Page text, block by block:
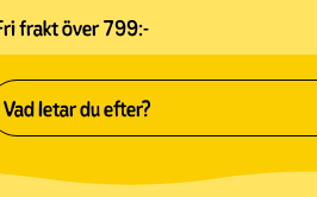
frakt över 799:-